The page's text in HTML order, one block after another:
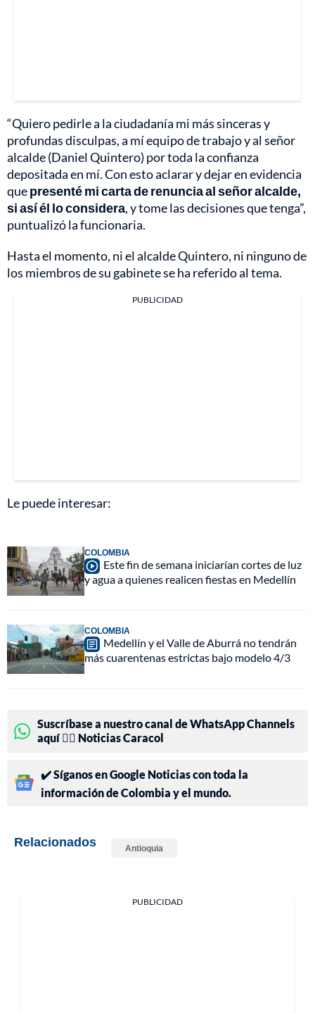
“Quiero pedirle a la ciudadanía mi más sinceras y
profundas disculpas, a mí equipo de trabajo y al señor
alcalde (Daniel Quintero) por toda la confianza
depositada en mí. Con esto aclarar y dejar en evidencia
quepresenté mi carta de renuncia al señor alcalde,
si así él lo considera, y tome las decisiones que tenga”,
puntualizó la funcionaria.
Hasta el momento, ni el alcalde Quintero, ni ninguno de
los miembros de su gabinete se ha referido al tema.
PUBLICIDAD
Le puede interesar:
COLOMBIA
Este fin de semana iniciarían cortes de luz
y agua a quienes realicen fiestas en Medellín
COLOMBIA
Medellín y el Valle de Aburrá no tendrán
más cuarentenas estrictas bajo modelo 4/3
Suscríbase a nuestro canal de WhatsApp Channels
aquí 👉🏻 Noticias Caracol
✔️ Síganos en Google Noticias con toda la
información de Colombia y el mundo.
Relacionados Antioquia
PUBLICIDAD